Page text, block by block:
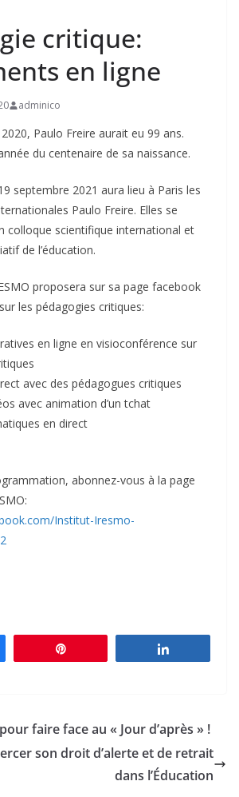
critique:
en ligne
adminico
Paulo Freire aurait eu 99 ans.
du centenaire de sa naissance.
septembre 2021 aura lieu à Paris les
Paulo Freire. Elles se
colloque scientifique international et
de l’éducation.
proposera sur sa page facebook
les pédagogies critiques:
en ligne en visioconférence sur
avec des pédagogues critiques
avec animation d’un tchat
en direct
abonnez-vous à la page
Institut-Iresmo-
faire face au « Jour d’après » !
son droit d’alerte et de retrait
dans l’Éducation